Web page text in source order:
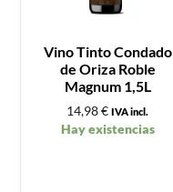
Vino Tinto Condado
de Oriza Roble
Magnum 1,5L
14,98€ IVA incl.
Hay existencias